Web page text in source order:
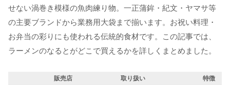
せない渦巻き模様の魚肉練り物。一正蒲鉾・紀文・ヤマサ等
の主要ブランドから業務用大袋まで揃います。お祝い料理・
お弁当の彩りにも使われる伝統的食材です。この記事では、
ラーメンのなるとがどこで買えるかを詳しくまとめました。
販売店 取り扱い
特徴